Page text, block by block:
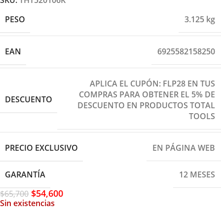
PESO
3.125 kg
EAN 6925582158250
DESCUENTO
APLICA EL CUPÓN: FLP28 EN TUS
COMPRAS PARA OBTENER EL 5% DE
DESCUENTO EN PRODUCTOS TOTAL
TOOLS
PRECIO EXCLUSIVO EN PÁGINA WEB
GARANTÍA
12 MESES
$65,700 $54,600
Sin existencias